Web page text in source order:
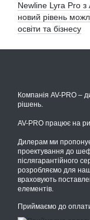
Newline Lyra Pro
новий рівень
освіти та бізнесу
Компанія AV-PRO –
рішень.
AV-PRO працює на
Дилерам ми
проектування до
післягарантійного
розробляємо для
враховують
елементів.
Приймаємо до